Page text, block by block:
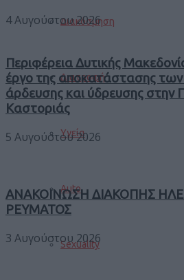
Διακόσμηση
Διατροφή
Υγεία
Auto
Sexuality
4 Αυγούστου 2026
Περιφέρεια Δυτικής
έργο της αποκατάστασης
άρδευσης και ύδρευσης στην
Καστοριάς
5 Αυγούστου 2026
ΑΝΑΚΟΙΝΩΣΗ ΔΙΑΚΟΠΗΣ
ΡΕΥΜΑΤΟΣ
3 Αυγούστου 2026